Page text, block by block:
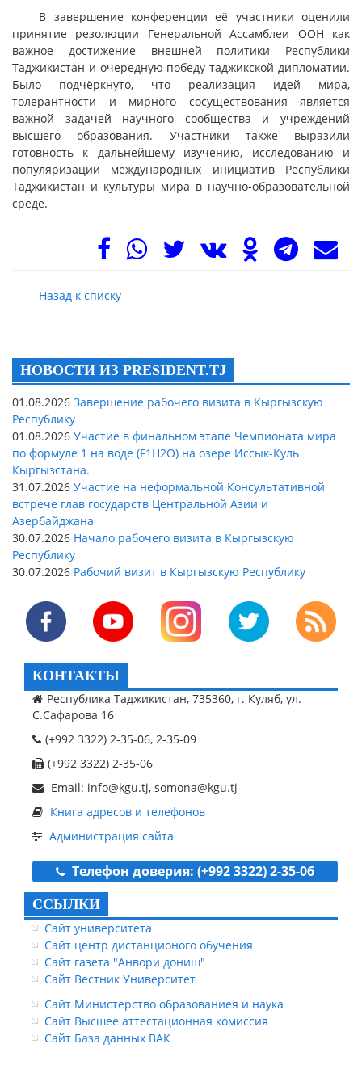
В завершение конференции её участники оценили
принятие резолюции Генеральной Ассамблеи ООН как
важное достижение внешней политики Республики
Таджикистан и очередную победу таджикской дипломатии.
Было подчёркнуто, что реализация идей мира,
толерантности и мирного сосуществования является
важной задачей научного сообщества и учреждений
высшего образования. Участники также выразили
готовность к дальнейшему изучению, исследованию и
популяризации международных инициатив Республики
Таджикистан и культуры мира в научно-образовательной
среде.
Назад к списку
НОВОСТИ ИЗ PRESIDENT.TJ
01.08.2026 Завершение рабочего визита в Кыргызскую
Республику
01.08.2026 Участие в финальном этапе Чемпионата мира
по формуле 1 на воде (F1H2O) на озере Иссык-Куль
Кыргызстана.
31.07.2026 Участие на неформальной Консультативной
встрече глав государств Центральной Азии и
Азербайджана
30.07.2026 Начало рабочего визита в Кыргызскую
Республику
30.07.2026 Рабочий визит в Кыргызскую Республику
КОНТАКТЫ
Республика Таджикистан, 735360, г. Куляб, ул.
С.Сафарова 16
(+992 3322) 2-35-06, 2-35-09
(+992 3322) 2-35-06
Email: info@kgu.tj, somona@kgu.tj
Книга адресов и телефонов
Администрация сайта
Телефон доверия: (+992 3322) 2-35-06
ССЫЛКИ
Сайт университета
Сайт центр дистанционого обучения
Сайт газета "Анвори дониш"
Сайт Вестник Университет
Сайт Министерство образованиея и наука
Сайт Высшее аттестационная комиссия
Сайт База данных ВАК